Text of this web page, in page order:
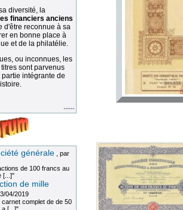
financiers anciens
d'être reconnue à sa
en bonne place à
et de la philatélie.
sont parvenus
intégrante de
......
générale , par
de 100 francs au
[...]"
de mille
04/2019
complet de de 50